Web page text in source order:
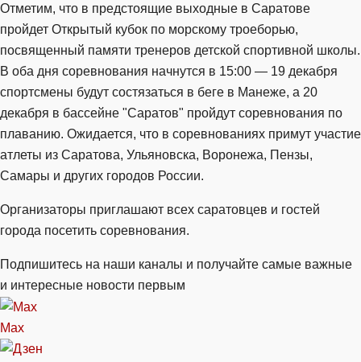
Отметим, что в предстоящие выходные в Саратове
пройдет Открытый кубок по морскому троеборью,
посвященный памяти тренеров детской спортивной школы.
В оба дня соревнования начнутся в 15:00 — 19 декабря
спортсмены будут состязаться в беге в Манеже, а 20
декабря в бассейне "Саратов" пройдут соревнования по
плаванию. Ожидается, что в соревнованиях примут участие
атлеты из Саратова, Ульяновска, Воронежа, Пензы,
Самары и других городов России.
Организаторы приглашают всех саратовцев и гостей
города посетить соревнования.
Подпишитесь на наши каналы и получайте самые важные
и интересные новости первым
Max